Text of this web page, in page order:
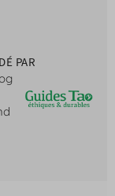
PAR